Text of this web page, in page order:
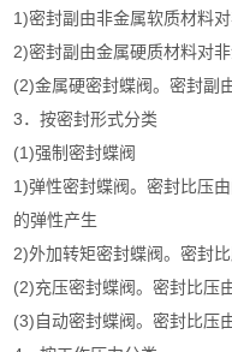
1)密封副由非金属软质材料
2)密封副由金属硬质材料对非
(2)金属硬密封蝶阀。密封副
3．按密封形式分类
(1)强制密封蝶阀
1)弹性密封蝶阀。密封比压
的弹性产生
2)外加转矩密封蝶阀。密封
(2)充压密封蝶阀。密封比压
(3)自动密封蝶阀。密封比压